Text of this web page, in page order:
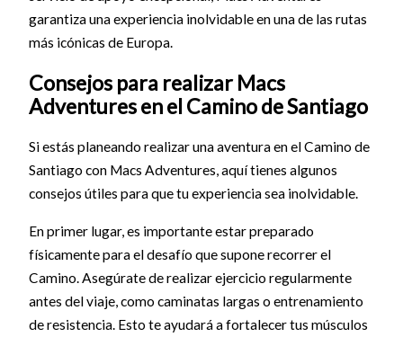
garantiza una experiencia inolvidable en una de las rutas
más icónicas de Europa.
Consejos para realizar Macs
Adventures en el Camino de Santiago
Si estás planeando realizar una aventura en el Camino de
Santiago con Macs Adventures, aquí tienes algunos
consejos útiles para que tu experiencia sea inolvidable.
En primer lugar, es importante estar preparado
físicamente para el desafío que supone recorrer el
Camino. Asegúrate de realizar ejercicio regularmente
antes del viaje, como caminatas largas o entrenamiento
de resistencia. Esto te ayudará a fortalecer tus músculos